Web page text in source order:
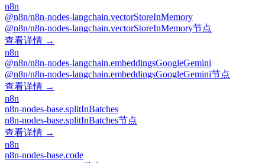
n8n
@n8n/n8n-nodes-langchain.vectorStoreInMemory
@n8n/n8n-nodes-langchain.vectorStoreInMemory节点
查看详情 →
n8n
@n8n/n8n-nodes-langchain.embeddingsGoogleGemini
@n8n/n8n-nodes-langchain.embeddingsGoogleGemini节点
查看详情 →
n8n
n8n-nodes-base.splitInBatches
n8n-nodes-base.splitInBatches节点
查看详情 →
n8n
n8n-nodes-base.code